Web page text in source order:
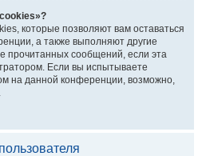
которые позволяют вам оставаться
а также выполняют другие
прочитанных сообщений, если эта
Если вы испытываете
на данной конференции, возможно,